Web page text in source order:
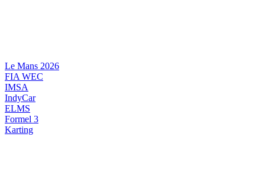
Le Mans 2026
FIA WEC
IMSA
IndyCar
ELMS
Formel 3
Karting